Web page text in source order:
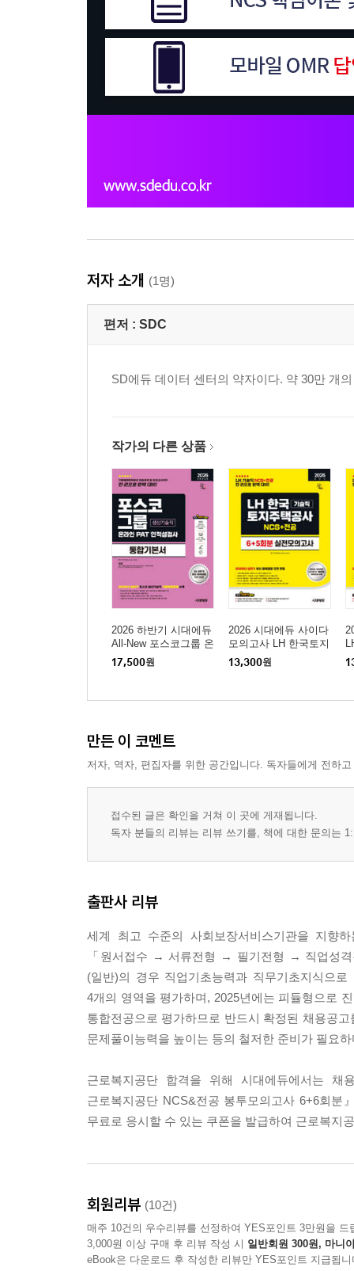
저자 소개 (1명)
편저 : SDC
SD에듀 데이터 센터의 약자이다. 약 30만 개
작가의 다른 상품
2026 하반기 시대에듀
All-New 포스코그룹 온
라인 PAT 생산기술직
통합기본서
17,500원
2026 시대에듀 사이다
모의고사 LH 한국토지
주택공사 기술직 NCS
+전공
13,300원
만든 이 코멘트
저자, 역자, 편집자를 위한 공간입니다. 독자들에게 전하
접수된 글은 확인을 거쳐 이 곳에 게재됩니다.
독자 분들의 리뷰는 리뷰 쓰기를, 책에 대한 문의는
출판사 리뷰
세계 최고 수준의 사회보장서비스기관을 지향
「원서접수 → 서류전형 → 필기전형 → 직업성
(일반)의 경우 직업기초능력과 직무기초지식으
4개의 영역을 평가하며, 2025년에는 피듈형으로
통합전공으로 평가하므로 반드시 확정된 채용공
문제풀이능력을 높이는 등의 철저한 준비가 필요하
근로복지공단 합격을 위해 시대에듀에서는
근로복지공단 NCS&전공 봉투모의고사 6+6회분
무료로 응시할 수 있는 쿠폰을 발급하여 근로복지
회원리뷰 (10건)
매주 10건의 우수리뷰를 선정하여 YES포인트 3만원을 드
3,000원 이상 구매 후 리뷰 작성 시 일반회원 300원, 마니
eBook은 다운로드 후 작성한 리뷰만 YES포인트 지급됩니